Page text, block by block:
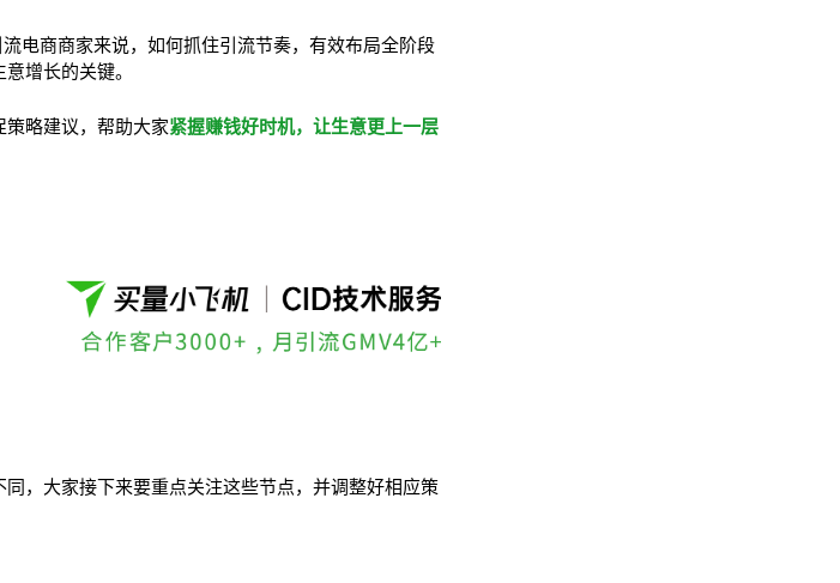
电商商家来说，如何抓住引流节奏，有效布局全阶段
增长的关键。
略建议，帮助大家紧握赚钱好时机，让生意更上一层
，大家接下来要重点关注这些节点，并调整好相应策